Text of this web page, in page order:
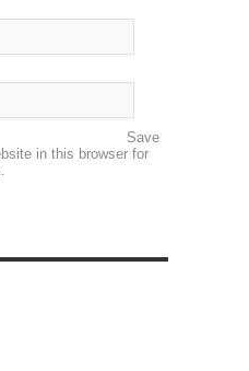
Save
in this browser for